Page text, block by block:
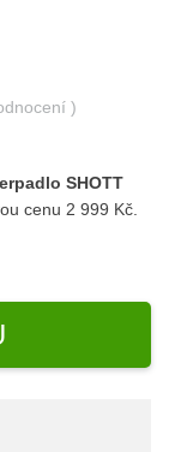
)
SHOTT
cenu 2 999 Kč.